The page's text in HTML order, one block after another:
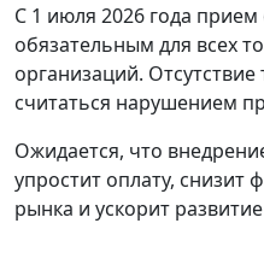
С 1 июля 2026 года прием
обязательным для всех
организаций.
считаться нарушением
Ожидается, что
упростит оплату, снизит
рынка и ускорит